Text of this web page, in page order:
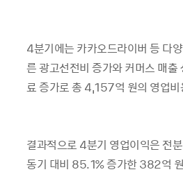
4분기에는 카카오드라이버 등 다
른 광고선전비 증가와 커머스 매출
료 증가로 총 4,157억 원의 영업
결과적으로 4분기 영업이익은 전
동기 대비 85.1%증가한382억